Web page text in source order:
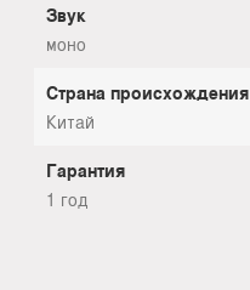
Звук
моно
Страна происхождения
Китай
Гарантия
1 год